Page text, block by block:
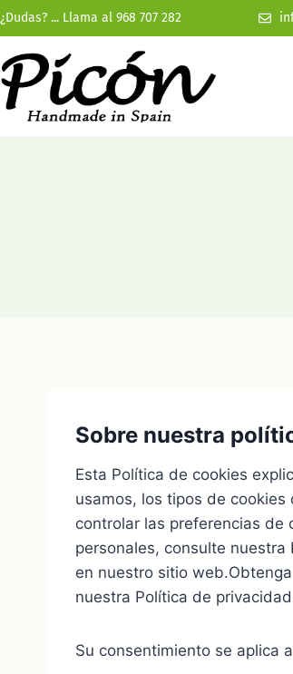
¿Dudas? ... Llama al 968 707 282
Sobre nuestra
Esta Política de cookies
usamos, los tipos de
controlar las preferencias de
personales, consulte
en nuestro sitio
nuestra Política de
Su consentimiento se aplica